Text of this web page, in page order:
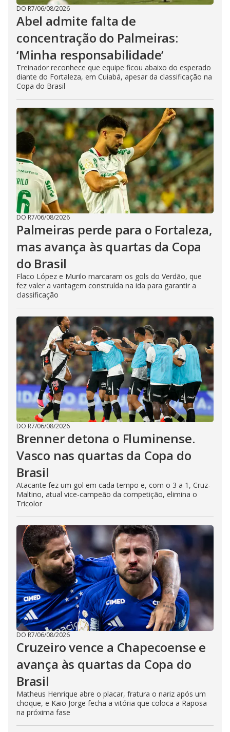
DO R7/06/08/2026
Abel admite falta de
concentração do Palmeiras:
‘Minha responsabilidade’
Treinador reconhece que equipe ficou abaixo do esperado
diante do Fortaleza, em Cuiabá, apesar da classificação na
Copa do Brasil
DO R7/06/08/2026
Palmeiras perde para o Fortaleza,
mas avança às quartas da Copa
do Brasil
Flaco López e Murilo marcaram os gols do Verdão, que
fez valer a vantagem construída na ida para garantir a
classificação
DO R7/06/08/2026
Brenner detona o Fluminense.
Vasco nas quartas da Copa do
Brasil
Atacante fez um gol em cada tempo e, com o 3 a 1, Cruz-
Maltino, atual vice-campeão da competição, elimina o
Tricolor
DO R7/06/08/2026
Cruzeiro vence a Chapecoense e
avança às quartas da Copa do
Brasil
Matheus Henrique abre o placar, fratura o nariz após um
choque, e Kaio Jorge fecha a vitória que coloca a Raposa
na próxima fase